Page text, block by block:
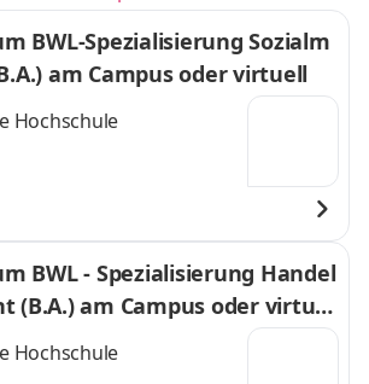
BWL-Spezialisierung Sozialm
am Campus oder virtuell
Hochschule
BWL - Spezialisierung Handel
(B.A.) am Campus oder virtuel
Hochschule